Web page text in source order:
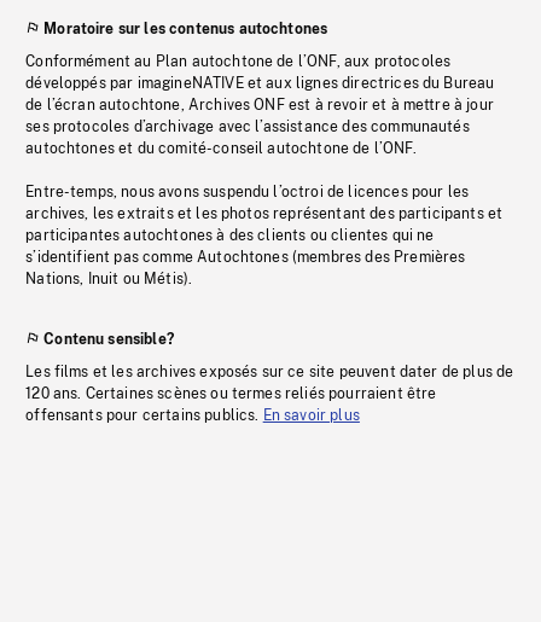
Moratoire sur les contenus autochtones
Conformément au Plan autochtone de l’ONF, aux protocoles
développés par imagineNATIVE et aux lignes directrices du Bureau
de l’écran autochtone, Archives ONF est à revoir et à mettre à jour
ses protocoles d’archivage avec l’assistance des communautés
autochtones et du comité-conseil autochtone de l’ONF.
Entre-temps, nous avons suspendu l’octroi de licences pour les
archives, les extraits et les photos représentant des participants et
participantes autochtones à des clients ou clientes qui ne
s’identifient pas comme Autochtones (membres des Premières
Nations, Inuit ou Métis).
Contenu sensible?
Les films et les archives exposés sur ce site peuvent dater de plus de
120 ans. Certaines scènes ou termes reliés pourraient être
offensants pour certains publics. En savoir plus